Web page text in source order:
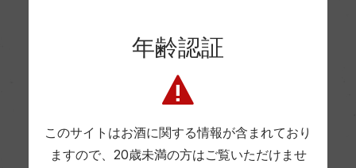
海外ワイン専門誌評価歴
Wine Advocate 獲得点
年齢認証
このサイトはお酒に関する情報が含まれており
ますので、 20歳未満の方はご覧いただけませ